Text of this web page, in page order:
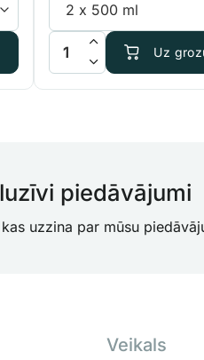
Advanced Nutrients Sensi
Uz
piedāvājumi
uzzina par mūsu
Veikals